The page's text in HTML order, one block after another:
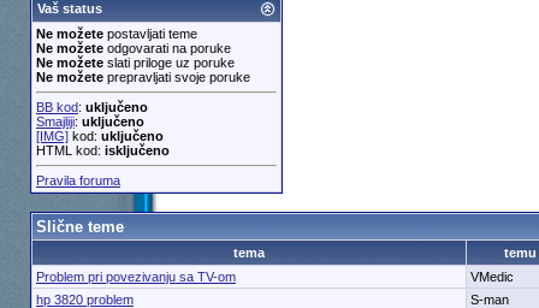
Vaš status
Ne možetepostavljati teme
Ne možeteodgovarati na poruke
Ne možeteslati priloge uz poruke
Ne možeteprepravljati svoje poruke
BB kod: uključeno
Smajliji: uključeno
[IMG]kod: uključeno
HTML kod: isključeno
Pravila foruma
Slične teme
tema
temu
Problem pri povezivanju sa TV-om
VMedic
hp 3820 problem
S-man